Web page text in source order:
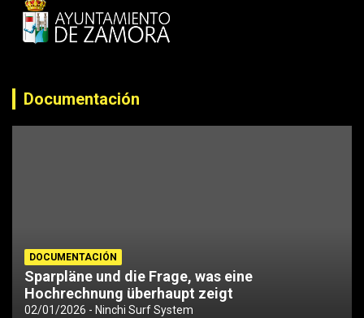
Documentación
DOCUMENTACIÓN
Sparpläne und die Frage, was eine
Hochrechnung überhaupt zeigt
02/01/2026 Ninchi Surf System